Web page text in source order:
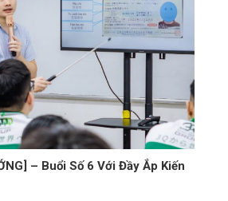
– Buổi Số 6 Với Đầy Ắp Kiến